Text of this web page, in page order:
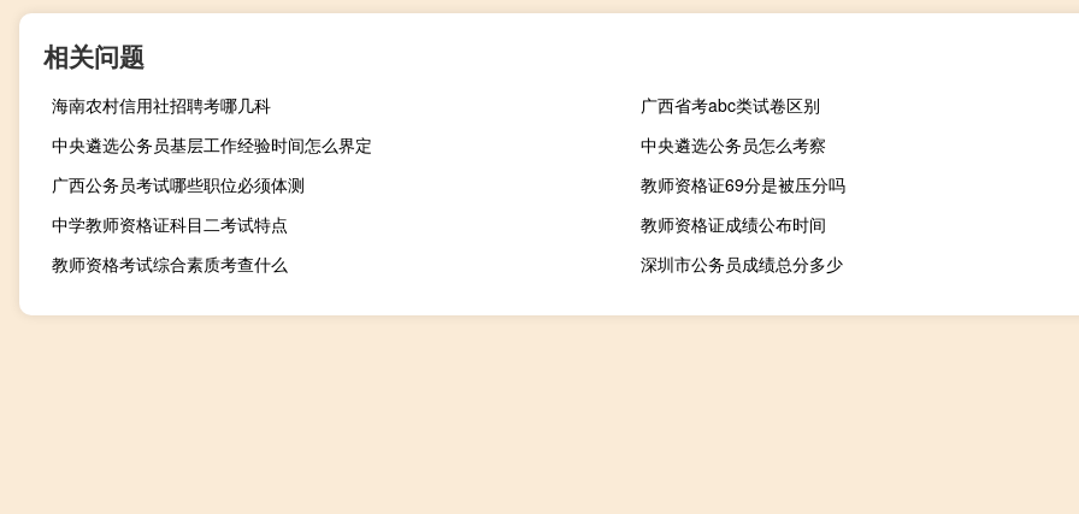
相关问题
海南农村信用社招聘考哪几科
广西省考abc类试卷区别
中央遴选公务员基层工作经验时间怎么界定
中央遴选公务员怎么考察
广西公务员考试哪些职位必须体测
教师资格证69分是被压分吗
中学教师资格证科目二考试特点
教师资格证成绩公布时间
教师资格考试综合素质考查什么
深圳市公务员成绩总分多少